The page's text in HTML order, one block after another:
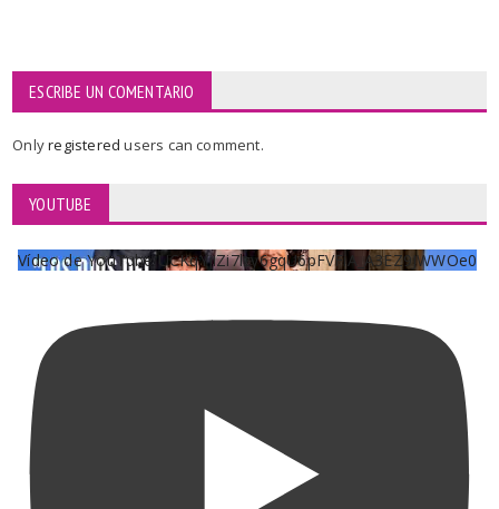
ESCRIBE UN COMENTARIO
Onlyregisteredusers can comment.
YOUTUBE
Vídeo de YouTube UCKqYjiZi7lzy6gqU6pFVFiA_A3EZ9JWWOe0